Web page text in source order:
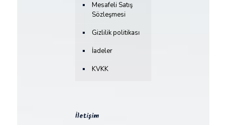
Mesafeli Satış
Sözleşmesi
Gizlilik politikası
İadeler
KVKK
İletişim